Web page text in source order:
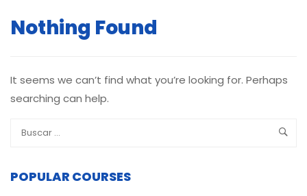
Nothing Found
It seems we can’t find what you’re looking for. Perhaps
searching can help.
POPULAR COURSES